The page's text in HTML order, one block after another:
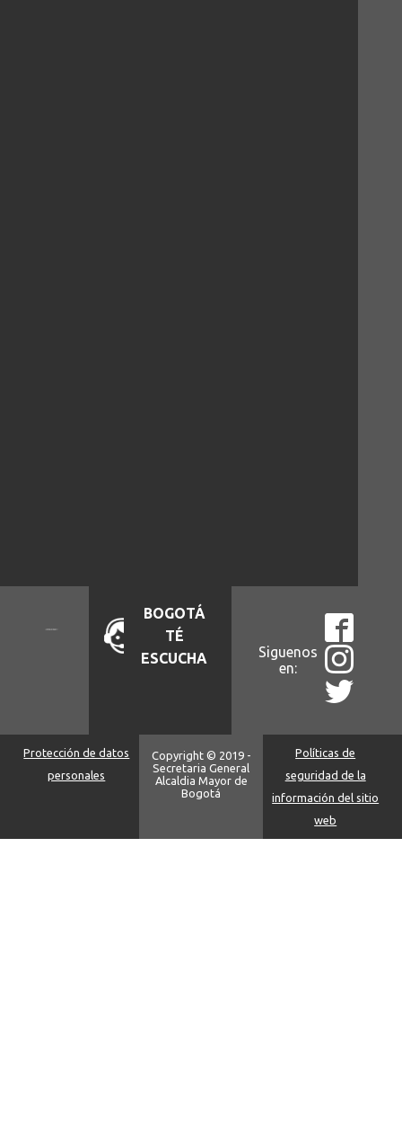
BOGOTÁ
TÉ
ESCUCHA
Siguenos
en:
Protección de datos
personales
Copyright © 2019 -
Secretaria General
Alcaldia Mayor de
Bogotá
Políticas de
seguridad de la
información del sitio
web